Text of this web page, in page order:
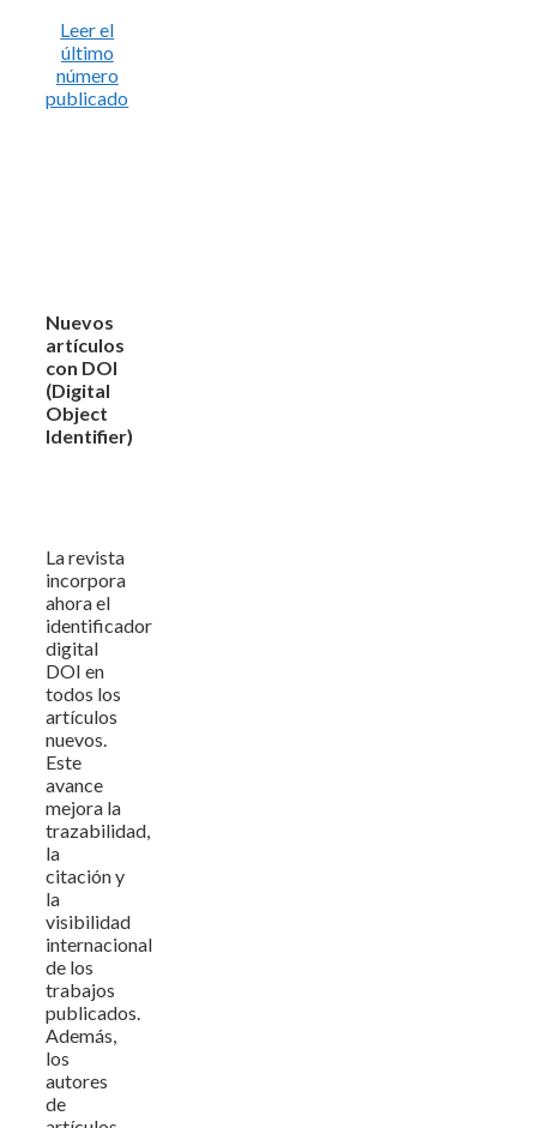
Leer el
último
número
publicado
Nuevos
artículos
con DOI
(Digital
Object
Identifier)
La revista
incorpora
ahora el
identificador
digital
DOI en
todos los
artículos
nuevos.
Este
avance
mejora la
trazabilidad,
la
citación y
la
visibilidad
internacional
de los
trabajos
publicados.
Además,
los
autores
de